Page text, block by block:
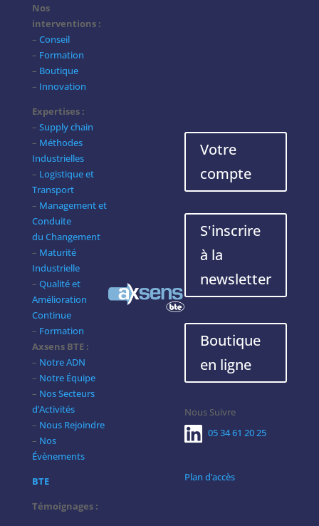
Nos
interventions :
– Conseil
– Formation
– Boutique
– Innovation
Expertises :
– Supply chain
– Méthodes
Industrielles
– Logistique et
Transport
– Management et
Conduite
du Changement
– Maturité
Industrielle
– Qualité et
Amélioration
Continue
– Formation
Axsens BTE :
– Notre ADN
– Notre Équipe
– Nos Secteurs
d’Activités
– Nous Rejoindre
– Nos
Évènements
BTE
Témoignages :
Votre
compte
S'inscrire
à la
newsletter
Boutique
en ligne
Nous Suivre
05 34 61 20 25
Plan d’accès